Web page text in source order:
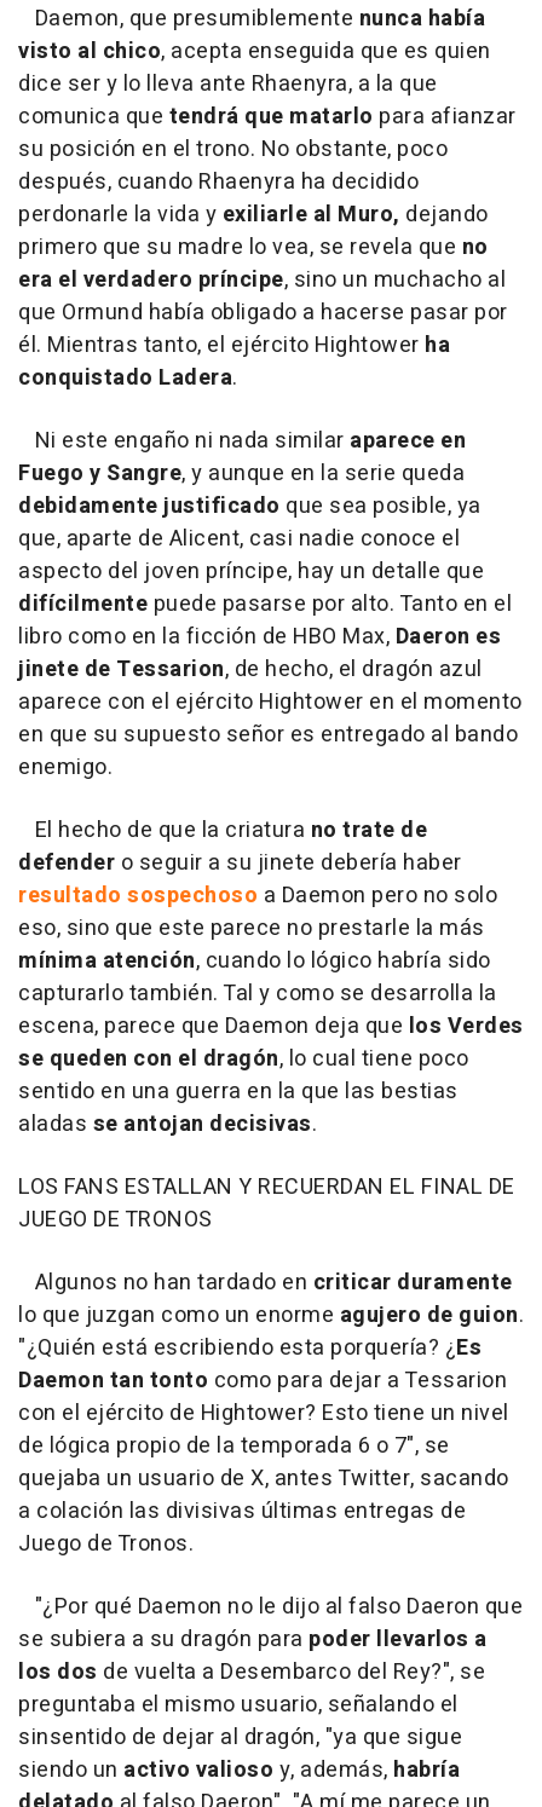
Daemon, que presumiblemente nunca había
visto al chico, acepta enseguida que es quien
dice ser y lo lleva ante Rhaenyra, a la que
comunica que tendrá que matarlo para afianzar
su posición en el trono. No obstante, poco
después, cuando Rhaenyra ha decidido
perdonarle la vida y exiliarle al Muro, dejando
primero que su madre lo vea, se revela que no
era el verdadero príncipe, sino un muchacho al
que Ormund había obligado a hacerse pasar por
él. Mientras tanto, el ejército Hightower ha
conquistado Ladera.
Ni este engaño ni nada similar aparece en
Fuego y Sangre, y aunque en la serie queda
debidamente justificado que sea posible, ya
que, aparte de Alicent, casi nadie conoce el
aspecto del joven príncipe, hay un detalle que
difícilmente puede pasarse por alto. Tanto en el
libro como en la ficción de HBO Max, Daeron es
jinete de Tessarion, de hecho, el dragón azul
aparece con el ejército Hightower en el momento
en que su supuesto señor es entregado al bando
enemigo.
El hecho de que la criatura no trate de
defender o seguir a su jinete debería haber
resultado sospechoso a Daemon pero no solo
eso, sino que este parece no prestarle la más
mínima atención, cuando lo lógico habría sido
capturarlo también. Tal y como se desarrolla la
escena, parece que Daemon deja que los Verdes
se queden con el dragón, lo cual tiene poco
sentido en una guerra en la que las bestias
aladas se antojan decisivas.
LOS FANS ESTALLAN Y RECUERDAN EL FINAL DE
JUEGO DE TRONOS
Algunos no han tardado en criticar duramente
lo que juzgan como un enorme agujero de guion.
"¿Quién está escribiendo esta porquería? ¿Es
Daemon tan tonto como para dejar a Tessarion
con el ejército de Hightower? Esto tiene un nivel
de lógica propio de la temporada 6 o 7", se
quejaba un usuario de X, antes Twitter, sacando
a colación las divisivas últimas entregas de
Juego de Tronos.
"¿Por qué Daemon no le dijo al falso Daeron que
se subiera a su dragón para poder llevarlos a
los dos de vuelta a Desembarco del Rey?", se
preguntaba el mismo usuario, señalando el
sinsentido de dejar al dragón, "ya que sigue
siendo un activo valioso y, además, habría